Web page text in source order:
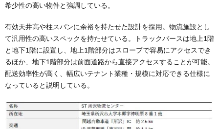
希少性の高い物件と強調している。
有効天井高や柱スパンに余裕を持たせた設計を採用。物流施設とし
て汎用性の高いスペックを持たせている。トラックバースは地上1階
と地下1階に設置し、地上1階部分はスロープで容易にアクセスでき
るほか、地下1階部分は前面道路から直接アクセスすることが可能。
配送効率性が高く、幅広いテナント業種・規模に対応できる仕様に
なっていると説明している。